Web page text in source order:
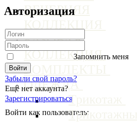
ВЕЧЕРНЯЯ
БАЗОВАЯ
КОЛЛЕКЦИЯ
КОМПЛЕКТЫ
ОДЕЖДА
Трикотаж
Трикотажные
Авторизация
Запомнить меня
Забыли свой пароль?
Еще нет аккаунта?
Зарегистрироваться
Войти как пользователь: